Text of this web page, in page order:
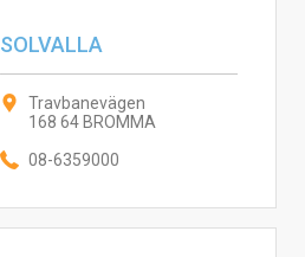
SOLVALLA
Travbanevägen
168 64 BROMMA
08-6359000